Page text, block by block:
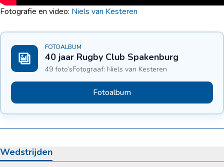
Fotografie en video: Niels van Kesteren
FOTOALBUM
40 jaar Rugby Club Spakenburg
49 foto’sFotograaf: Niels van Kesteren
Fotoalbum
Wedstrijden